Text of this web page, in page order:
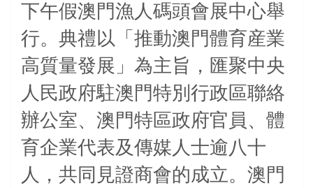
下午假澳門漁人碼頭會展中心舉
行。典禮以「推動澳門體育産業
高質量發展」為主旨，匯聚中央
人民政府駐澳門特別行政區聯絡
辦公室、澳門特區政府官員、體
育企業代表及傳媒人士逾八十
人，共同見證商會的成立。澳門